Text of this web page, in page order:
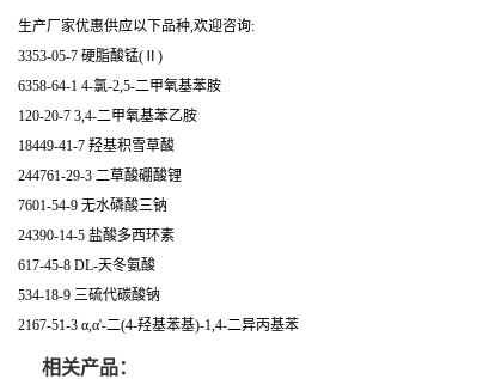
生产厂家优惠供应以下品种,欢迎咨询:
3353-05-7 硬脂酸锰(Ⅱ)
6358-64-1 4-氯-2,5-二甲氧基苯胺
120-20-7 3,4-二甲氧基苯乙胺
18449-41-7 羟基积雪草酸
244761-29-3 二草酸硼酸锂
7601-54-9 无水磷酸三钠
24390-14-5 盐酸多西环素
617-45-8 DL-天冬氨酸
534-18-9 三硫代碳酸钠
2167-51-3 α,α'-二(4-羟基苯基)-1,4-二异丙基苯
相关产品：